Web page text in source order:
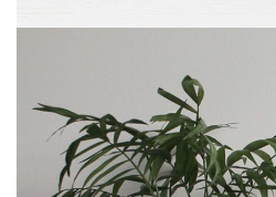
ACCESSORIES
IMPERDIET MAURIS A NONTIN